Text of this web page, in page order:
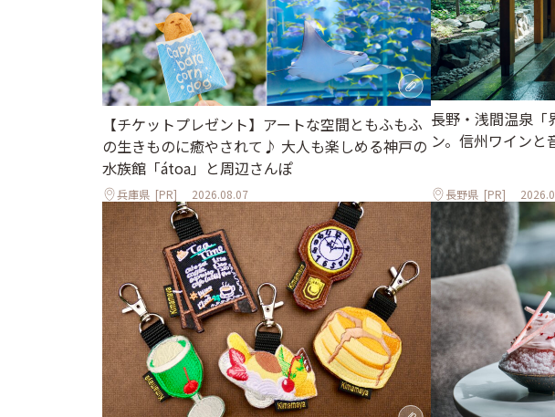
【チケットプレゼント】アートな空間ともふもふ
の生きものに癒やされて♪ 大人も楽しめる神戸の
水族館「átoa」と周辺さんぽ
兵庫県 [PR] 2026.08.07
長野・浅間温泉「
ン。信州ワイン
長野県 [PR]